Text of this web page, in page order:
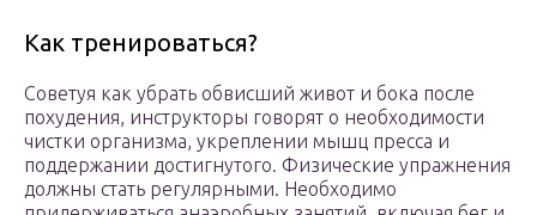
Как тренироваться?
Советуя как убрать обвисший живот и бока после
похудения, инструкторы говорят о необходимости
чистки организма, укреплении мышц пресса и
поддержании достигнутого. Физические упражнения
должны стать регулярными. Необходимо